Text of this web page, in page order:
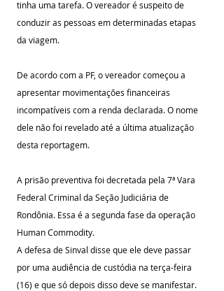
tinha uma tarefa. O vereador é suspeito de
conduzir as pessoas em determinadas etapas
da viagem.
De acordo com a PF, o vereador começou a
apresentar movimentações financeiras
incompatíveis com a renda declarada. O nome
dele não foi revelado até a última atualização
desta reportagem.
A prisão preventiva foi decretada pela 7ª Vara
Federal Criminal da Seção Judiciária de
Rondônia. Essa é a segunda fase da operação
Human Commodity.
A defesa de Sinval disse que ele deve passar
por uma audiência de custódia na terça-feira
(16) e que só depois disso deve se manifestar.